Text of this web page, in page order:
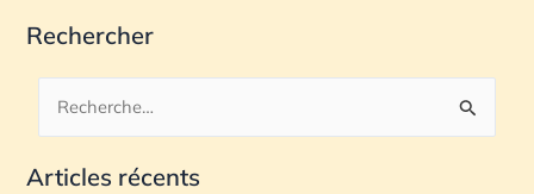
Rechercher
c
Articles récents